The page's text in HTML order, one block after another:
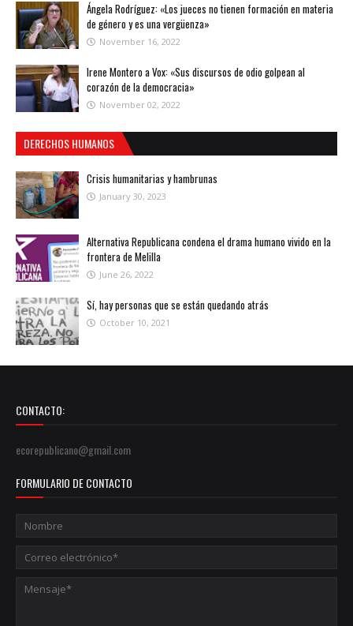
Ángela Rodríguez: «Los jueces no tienen formación en materia
de género y es una vergüenza»
November 16, 2022
Irene Montero a Vox: «Sus discursos de odio golpean al
corazón de la democracia»
November 02, 2022
DERECHOS HUMANOS
Crisis humanitarias y hambrunas
January 30, 2023
Alternativa Republicana condena el drama humano vivido en la
frontera de Melilla
June 26, 2022
Sí, hay personas que se están quedando atrás
October 10, 2021
CONTACTO:
ecorepublicano@gmail.com
FORMULARIO DE CONTACTO